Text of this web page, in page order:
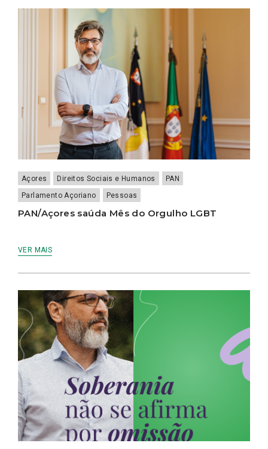
Açores Direitos Sociais e Humanos
PAN
Parlamento Açoriano
Pessoas
PAN/Açores saúda Mês do Orgulho LGBT
VER MAIS